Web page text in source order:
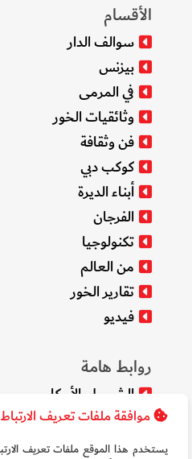
موافقة ملفات تعريف الارتباط
الأقسام
سوالف الدار
بيزنس
في المرمى
وثائقيات الخور
فن وثقافة
كوكب دبي
أبناء الديرة
الفرجان
تكنولوجيا
من العالم
تقارير الخور
فيديو
روابط هامة
الشروط والأحكام
سياسة الخصوصية
من نحن